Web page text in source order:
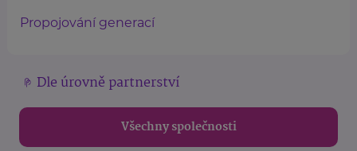
Propojování generací
Dle úrovně partnerství
Všechny společnosti